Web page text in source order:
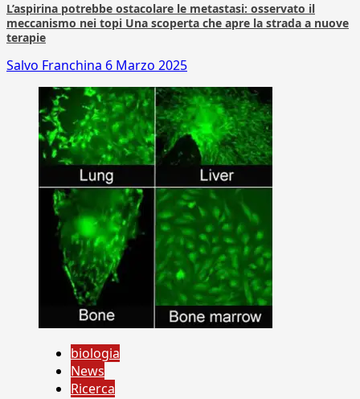
L’aspirina potrebbe ostacolare le metastasi: osservato il
meccanismo nei topi Una scoperta che apre la strada a nuove
terapie
Salvo Franchina 6 Marzo 2025
biologia
News
Ricerca